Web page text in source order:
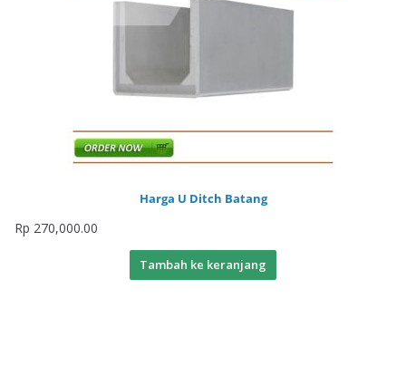
Harga U Ditch Batang
Rp 270,000.00
Tambah ke keranjang